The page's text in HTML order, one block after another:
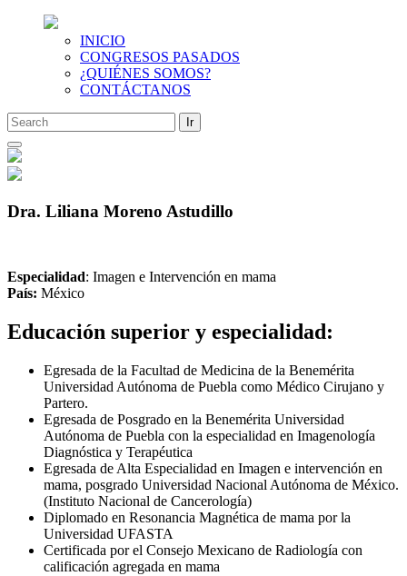
INICIO
CONGRESOS PASADOS
¿QUIÉNES SOMOS?
CONTÁCTANOS
Saltar
al
contenido
Dra. Liliana Moreno Astudillo
Especialidad: Imagen e Intervención en mama
País: México
Educación superior y especialidad:
Egresada de la Facultad de Medicina de la Benemérita
Universidad Autónoma de Puebla como Médico Cirujano y
Partero.
Egresada de Posgrado en la Benemérita Universidad
Autónoma de Puebla con la especialidad en Imagenología
Diagnóstica y Terapéutica
Egresada de Alta Especialidad en Imagen e intervención en
mama, posgrado Universidad Nacional Autónoma de México.
(Instituto Nacional de Cancerología)
Diplomado en Resonancia Magnética de mama por la
Universidad UFASTA
Certificada por el Consejo Mexicano de Radiología con
calificación agregada en mama